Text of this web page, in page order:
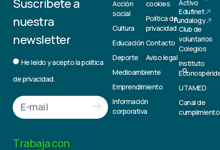
nuestra
newsletter
He leído y acepto lapolítica
de privacidad.
Trabaja con
Acción
social
Cultura
Educación
Deporte
Medioambiente
Emprendimiento
Información
corporativa
cookies
Política de
privacidad
Contacto
Aviso legal
Activo
Edufinet
Fundalogy
Club de
voluntarios
Colegios
Instituto
UTAMED
Canal de
cumplimiento